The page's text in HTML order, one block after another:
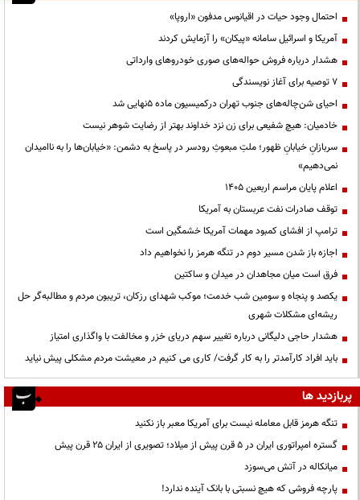
احتمال وجود حیات در اقیانوس مدفون «اروپا»
آمریکا و اسرائیل سامانه «پیکان» را آزمایش کردند
هشدار درباره فروش حواله‌های صوری خودروهای وارداتی
۷ توصیه برای آغاز نویسندگی
احیای شن‌چاله‌های جنوب تهران درکمیسیون ماده ۵نهایی شد
خادمیان: هیچ شفیعی برای زن نزد خداوند بهتر از رضایت شوهر نیست
سربازانِ خیابانِ ظهور؛ ملتِ مبعوثِ رودسر در پاسخ به دشمن: «خیابان‌ها را به ناامیدان
نمی‌دهیم»
اعلام پایان مراسم اربعین ۱۴۰۵
توقف صادرات نفت عربستان به آمریکا
ترامپ از افشای کمبود مهمات آمریکا خشمگین است
اجازه باز شدن مسیر دوم در تنگه هرمز را نخواهیم داد
فرق است میان مجاهدان در میدان و ساکتین
یکصد و پنجاه و سومین شب خدمت؛ موکب شهدای رزکان، تریبون مردم و مطالبه‌گر حل
ریشه‌ای مشکلات شهری
هشدار حاجی دلیگانی درباره تغییر سهم دریای خزر و مخالفت با واگذاری امتیاز
باید افراد کارآمدتر را به کار گرفت/ کاری می کنیم در معیشت مردم مشکلی پیش نیاید
پربازدید ها
تنگه هرمز قابل معامله نیست برای آمریکا معبر باز نکنید
گستره امپراتوری ایران در ۵ قرن پیش از میلاد؛ تصویری از ایران ۲۵ قرن پیش
میانکاله در آتش می‌سوزد
پارچه فروشی که هیچ نسبتی با بانک آینده ندارد!